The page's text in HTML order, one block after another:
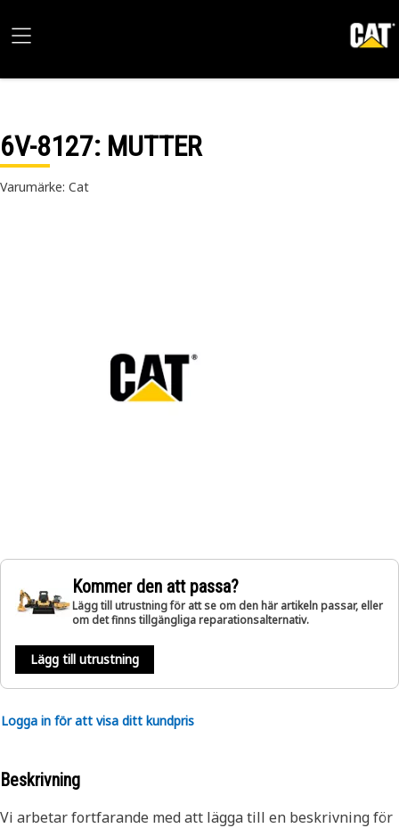
6V-8127: MUTTER
Varumärke: Cat
Kommer den att passa?
Lägg till utrustning för att se om den här artikeln passar, eller
om det finns tillgängliga reparationsalternativ.
Lägg till utrustning
Logga in för att visa ditt kundpris
Beskrivning
Vi arbetar fortfarande med att lägga till en beskrivning för